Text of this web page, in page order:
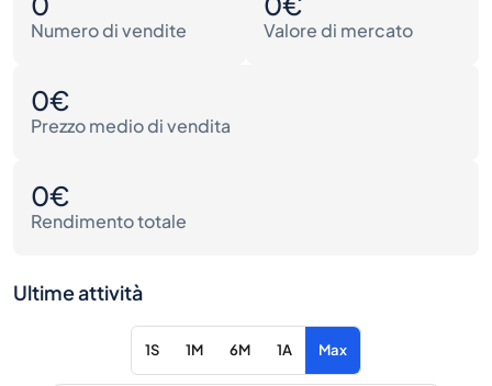
Numero di vendite Valore di mercato
0€
Prezzo medio di vendita
0€
Rendimento totale
Ultime attività
1S 1M 6M 1A Max